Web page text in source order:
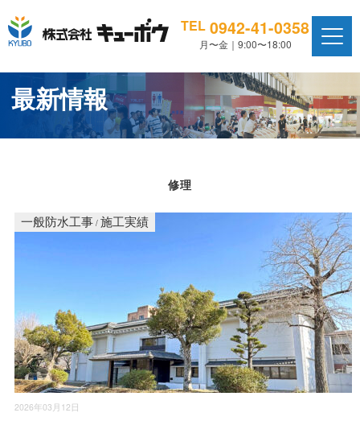
TEL 0942-41-0358
月〜金｜9:00〜18:00
最新情報
修理
2026年03月12日
一般防水工事/ 施工実績